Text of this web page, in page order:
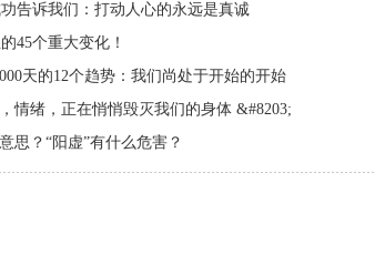
功告诉我们：打动人心的永远是真诚
45个重大变化！
天的12个趋势：我们尚处于开始的开始
情绪，正在悄悄毁灭我们的身体 &#8203;
思？“阳虚”有什么危害？